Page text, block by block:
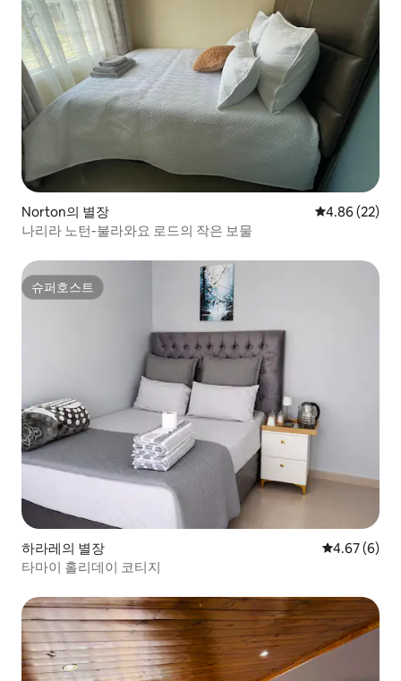
Norton의 별장 평점 4.86점(5
4.86 (22)
나리라 노턴-불라와요 로드의 작은 보물
슈퍼호스트
슈퍼호스트
하라레의 별장 평점 4.67점
4.67 (6)
타마이 홀리데이 코티지